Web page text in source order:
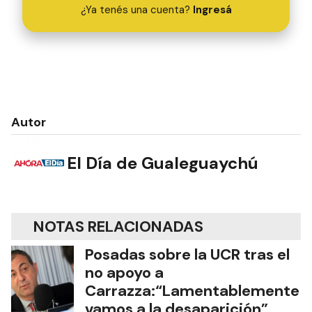
¿Ya tenés una cuenta? Ingresá
Autor
El Día de Gualeguaychú
NOTAS RELACIONADAS
Posadas sobre la UCR tras el
no apoyo a
Carrazza:“Lamentablemente